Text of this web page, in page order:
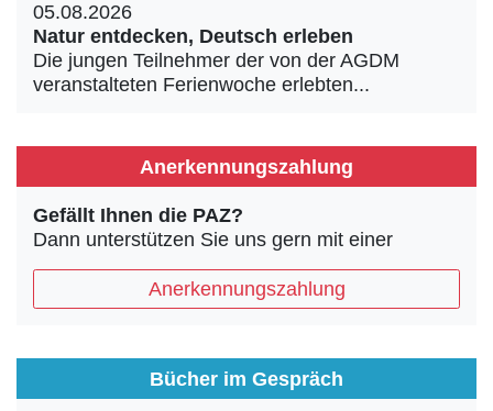
05.08.2026
Natur entdecken, Deutsch erleben
Die jungen Teilnehmer der von der AGDM
veranstalteten Ferienwoche erlebten...
Anerkennungszahlung
Gefällt Ihnen die PAZ?
Dann unterstützen Sie uns gern mit einer
Anerkennungszahlung
Bücher im Gespräch